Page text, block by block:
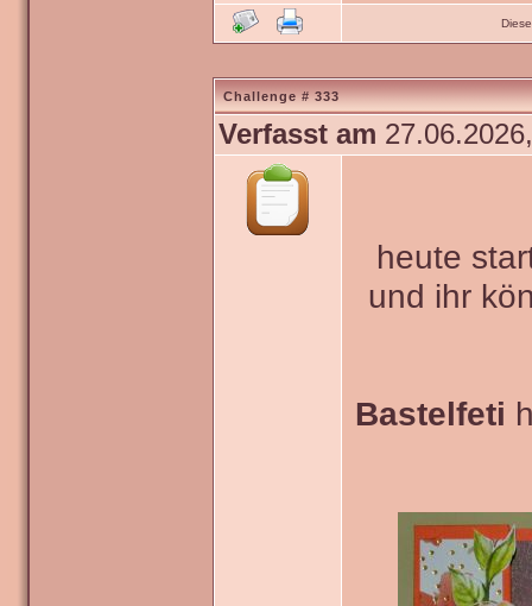
Challenge # 333
Verfasst am
heute
und ihr
Bastelfeti